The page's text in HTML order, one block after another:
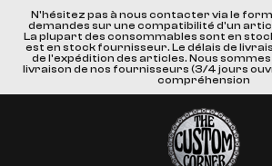
N'hésitez pas à nous contacter via le
demandes sur une compatibilité d'un
La plupart des consommables sont en
est en stock fournisseur. Le délais de
de l'expédition des articles. Nous sommes
livraison de nos fournisseurs (3/4 jours
compréhension